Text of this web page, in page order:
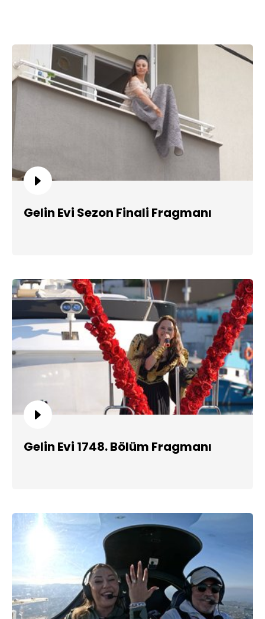
Gelin Evi Sezon Finali Fragmanı
Gelin Evi 1748. Bölüm Fragmanı